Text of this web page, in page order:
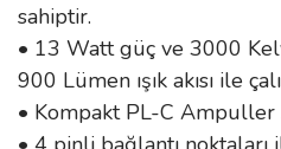
sahiptir.
• 13 Watt güç ve 3000
900 Lümen ışık akısı ile
• Kompakt PL-C Ampuller